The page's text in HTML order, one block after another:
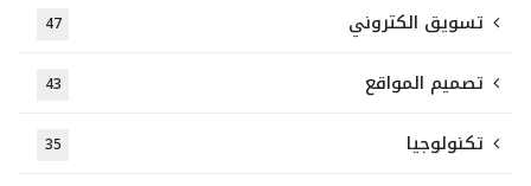
تسويق الكتروني 47
تصميم المواقع 43
تكنولوجيا 35